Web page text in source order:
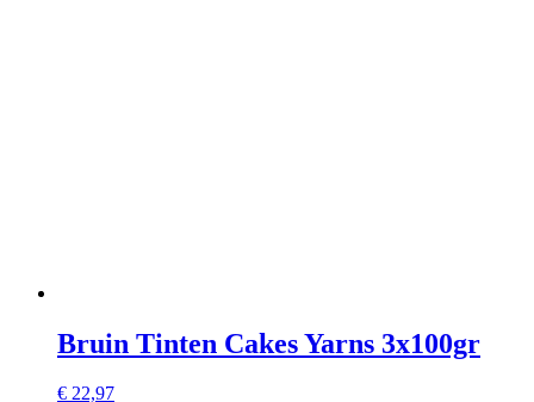
Bruin Tinten Cakes Yarns 3x100gr
€ 22,97